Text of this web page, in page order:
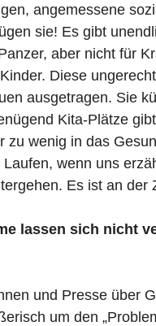
angemessene
sie! Es gibt
aber nicht für
Diese
ausgetragen. Sie
Kita-Plätze
zu wenig in das
wenn uns
Es ist an
lassen sich nicht
und Presse über
um den